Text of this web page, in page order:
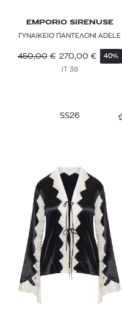
PAIGE
PINKO
PITUSA
POLO RALPH LAUREN
POUPETTE ST BARTH
RABANNE
RAG & BONE
EMPORIO SIRENUSE
ΓΥΝΑΙΚΕΙΟ ΠΑΝΤΕΛΟΝΙ ADELE
450,00 € 270,00 € 40%
IT 38
SS26